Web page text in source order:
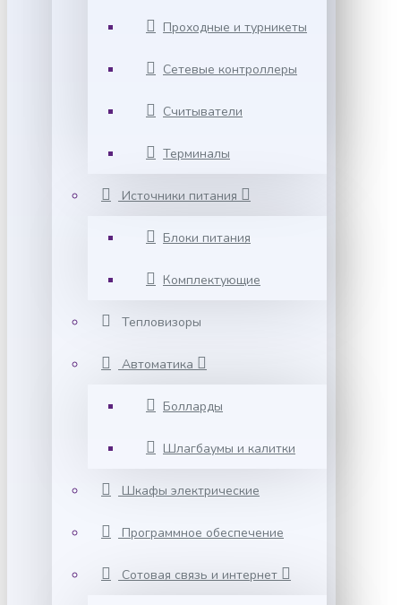
Проходные и турникеты
Сетевые контроллеры
Считыватели
Терминалы
Источники питания
Блоки питания
Комплектующие
Тепловизоры
Автоматика
Болларды
Шлагбаумы и калитки
Шкафы электрические
Программное обеспечение
Сотовая связь и интернет